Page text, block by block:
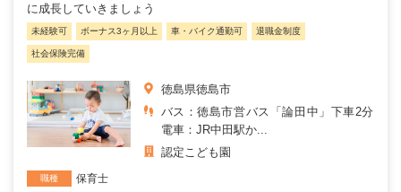
に成長していきましょう
未経験可 ボーナス3ヶ月以上 車・バイク通勤可 退職金制度
社会保険完備
徳島県徳島市
バス：徳島市営バス「論田中」下車2分
電車：JR中田駅か...
認定こども園
職種 保育士